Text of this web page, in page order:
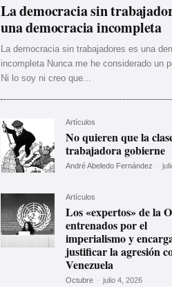
La democracia sin
una democracia incompleta
La democracia sin trabajadores es una
incompleta Nunca me he considerado un
Ni lo soy ni creo que...
Artículos
No quieren que la
trabajadora gobierne
André Abeledo Fernández -
Artículos
Los «expertos» de la
entrenados por el
imperialismo y
justificar la agresión
Venezuela
Octubre - julio 4, 2026